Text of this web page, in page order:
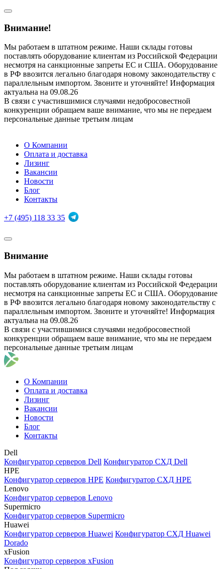
Внимание!
Мы работаем в штатном режиме. Наши склады готовы
поставлять оборудование клиентам из Российской Федерации
несмотря на санкционные запреты ЕС и США. Оборудование
в РФ ввозится легально благодаря новому законодательству с
параллельным импортом. Звоните и уточняйте! Информация
актуальна на 09.08.26
В связи с участившимися случаями недобросовестной
конкуренции обращаем ваше внимание, что мы не передаем
персональные данные третьим лицам
О Компании
Оплата и доставка
Лизинг
Вакансии
Новости
Блог
Контакты
+7 (495) 118 33 35
Внимание
Мы работаем в штатном режиме. Наши склады готовы
поставлять оборудование клиентам из Российской Федерации
несмотря на санкционные запреты ЕС и США. Оборудование
в РФ ввозится легально благодаря новому законодательству с
параллельным импортом. Звоните и уточняйте! Информация
актуальна на 09.08.26
В связи с участившимися случаями недобросовестной
конкуренции обращаем ваше внимание, что мы не передаем
персональные данные третьим лицам
О Компании
Оплата и доставка
Лизинг
Вакансии
Новости
Блог
Контакты
Dell
Конфигуратор серверов Dell Конфигуратор СХД Dell
HPE
Конфигуратор серверов HPE Конфигуратор СХД HPE
Lenovo
Конфигуратор серверов Lenovo
Supermicro
Конфигуратор серверов Supermicro
Huawei
Конфигуратор серверов Huawei Конфигуратор СХД Huawei
Dorado
xFusion
Конфигуратор серверов xFusion